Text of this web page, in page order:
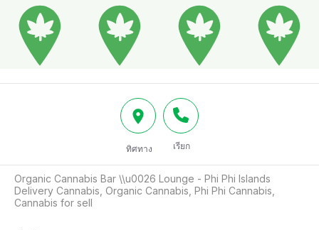
ทิศทาง เรียก
Organic Cannabis Bar \\u0026 Lounge - Phi Phi Islands
Delivery Cannabis, Organic Cannabis, Phi Phi Cannabis,
Cannabis for sell